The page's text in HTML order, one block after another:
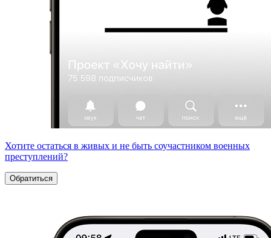
Хотите остаться в живых и не быть соучастником военных
преступлений?
Обратиться